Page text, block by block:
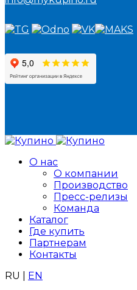
О нас
О компании
Производство
Пресс-релизы
Команда
Каталог
Где купить
Партнерам
Контакты
RU
EN